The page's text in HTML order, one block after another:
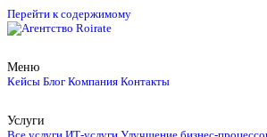
Перейти к содержимому
Меню
Кейсы Блог Компания Контакты
Услуги